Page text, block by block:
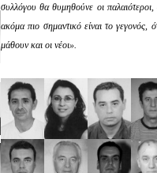
συλλόγου θα θυμηθούνε οι παλαιότεροι,
ακόμα πιο σημαντικό είναι το γεγονός,
μάθουν και οι νέοι».